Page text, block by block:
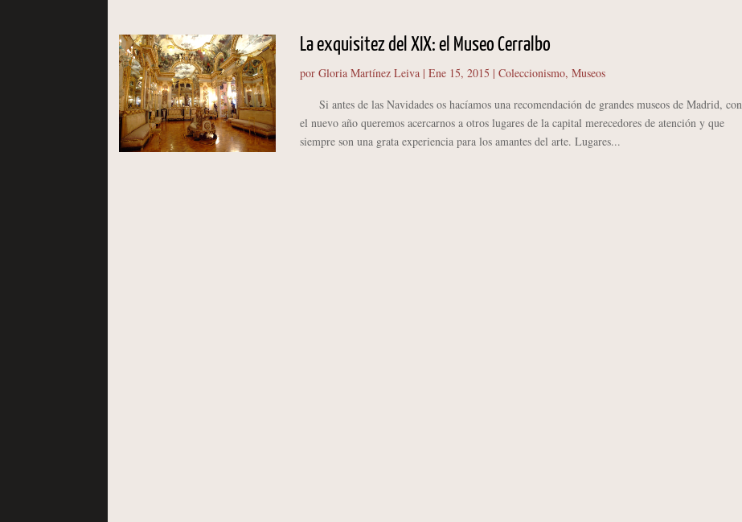
La exquisitez del XIX: el Museo Cerralbo
por Gloria Martínez Leiva| Ene 15, 2015 | Coleccionismo, Museos
Si antes de las Navidades os hacíamos una recomendación de grandes museos de Madrid, con
el nuevo año queremos acercarnos a otros lugares de la capital merecedores de atención y que
siempre son una grata experiencia para los amantes del arte. Lugares...